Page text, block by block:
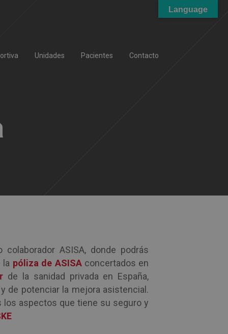
Unidades Pacientes Contacto
ASISA, donde podrás
la póliza de ASISAconcertados en
de la sanidad privada en España,
de potenciar la mejora asistencial.
los aspectos que tiene su seguro y
Language